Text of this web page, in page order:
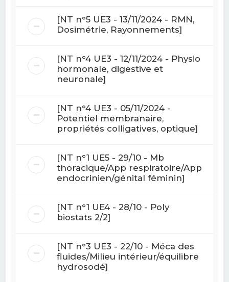
[NT n°5 UE3 - 13/11/2024 - RMN,
Dosimétrie, Rayonnements]
[NT n°4 UE3 - 12/11/2024 - Physio
hormonale, digestive et
neuronale]
[NT n°4 UE3 - 05/11/2024 -
Potentiel membranaire,
propriétés colligatives, optique]
[NT n°1 UE5 - 29/10 - Mb
thoracique/App respiratoire/App
endocrinien/génital féminin]
[NT n°1 UE4 - 28/10 - Poly
biostats 2/2]
[NT n°3 UE3 - 22/10 - Méca des
fluides/Milieu intérieur/équilibre
hydrosodé]